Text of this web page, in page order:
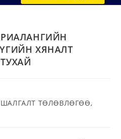
ХЯНАЛТ
ТӨЛӨВЛӨГӨӨ,